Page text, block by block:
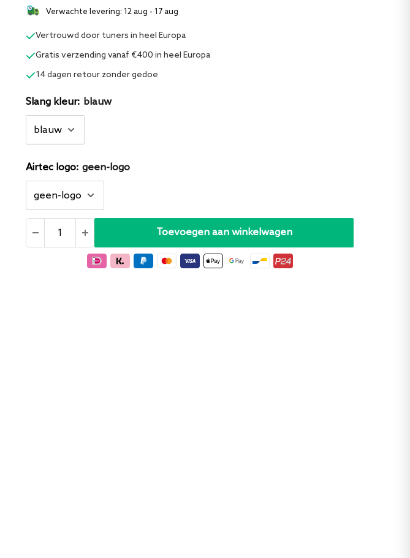
Verwachte levering: 12 aug - 17 aug
Vertrouwd door tuners in heel Europa
Gratis verzending vanaf €400 in heel Europa
14 dagen retour zonder gedoe
Slang kleur: blauw
Airtec logo: geen-logo
Toevoegen aan winkelwagen